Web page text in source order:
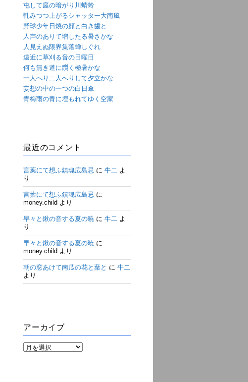
屯して庭の暗がり川蜻蛉
軋みつつ上がるシャッター大南風
野球少年日焼の顔と白き歯と
人声のありて増したる暑さかな
人見えぬ限界集落蝉しぐれ
遠近に草刈る音の日曜日
何も無き道に躓く極暑かな
一人へり二人へりして夕立かな
妄想の中の一つの白日傘
青梅雨の青に埋もれてゆく空家
最近のコメント
言葉にて想ふ鎮魂広島忌 に牛二 よ
り
言葉にて想ふ鎮魂広島忌 に
money.child より
早々と鍬の音する夏の暁 に牛二 よ
り
早々と鍬の音する夏の暁 に
money.child より
朝の窓あけて南瓜の花と葉と に牛二
より
アーカイブ
ア